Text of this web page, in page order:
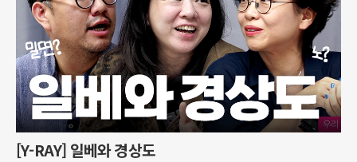
[Y-RAY] 일베와 경상도